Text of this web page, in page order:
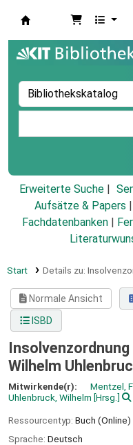
Erweiterte Suche
Aufsätze & Papers
Fachdatenbanken
Start Details zu:
Normale Ansicht
ISBD
Wilhelm
Mitwirkende(r): Mentzel,
Uhlenbruck, Wilhelm [Hrsg.]
Ressourcentyp: Buch (Online)
Sprache: Deutsch